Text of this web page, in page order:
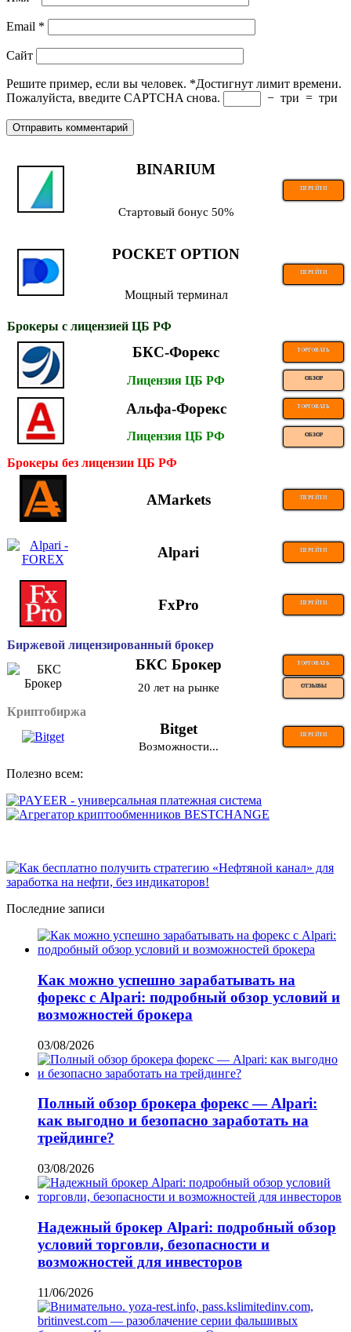
Email *
Сайт
Решите пример, если вы человек. *Достигнут лимит времени.
Пожалуйста, введите CAPTCHA снова.
− три = три
BINARIUM
ПЕРЕЙТИ
Стартовый бонус 50%
POCKET OPTION
ПЕРЕЙТИ
Мощный терминал
Брокеры с лицензией ЦБ РФ
БКС-Форекс ТОРГОВАТЬ
Лицензия ЦБ РФ ОБЗОР
Альфа-Форекс ТОРГОВАТЬ
Лицензия ЦБ РФ ОБЗОР
Брокеры без лицензии ЦБ РФ
AMarkets ПЕРЕЙТИ
Alpari ПЕРЕЙТИ
FxPro ПЕРЕЙТИ
Биржевой лицензированный брокер
БКС Брокер ТОРГОВАТЬ
20 лет на рынке ОТЗЫВЫ
Криптобиржа
Bitget ПЕРЕЙТИ
Возможности...
Полезно всем:
Последние записи
Как можно успешно зарабатывать на
форекс с Alpari: подробный обзор условий и
возможностей брокера
03/08/2026
Полный обзор брокера форекс — Alpari:
как выгодно и безопасно заработать на
трейдинге?
03/08/2026
Надежный брокер Alpari: подробный обзор
условий торговли, безопасности и
возможностей для инвесторов
11/06/2026